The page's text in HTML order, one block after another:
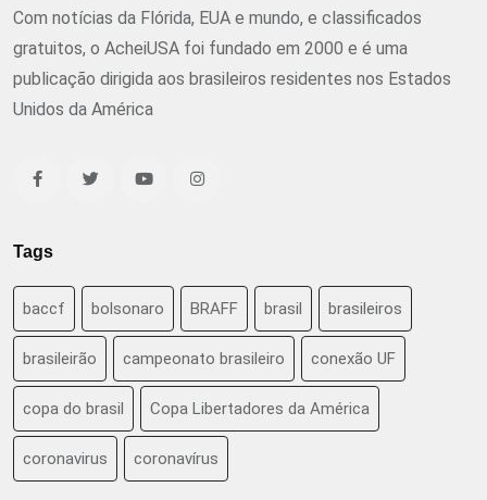
Com notícias da Flórida, EUA e mundo, e classificados
gratuitos, o AcheiUSA foi fundado em 2000 e é uma
publicação dirigida aos brasileiros residentes nos Estados
Unidos da América
Tags
baccf bolsonaro BRAFF brasil brasileiros
brasileirão campeonato brasileiro conexão UF
copa do brasil Copa Libertadores da América
coronavirus coronavírus